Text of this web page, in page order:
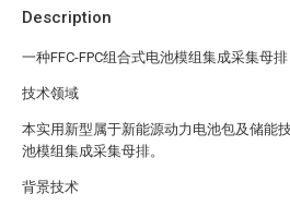
Description
一种FFC-FPC组合式电池模组集成采集母排
技术领域
本实用新型属于新能源动力电池包及储能
池模组集成采集母排。
背景技术